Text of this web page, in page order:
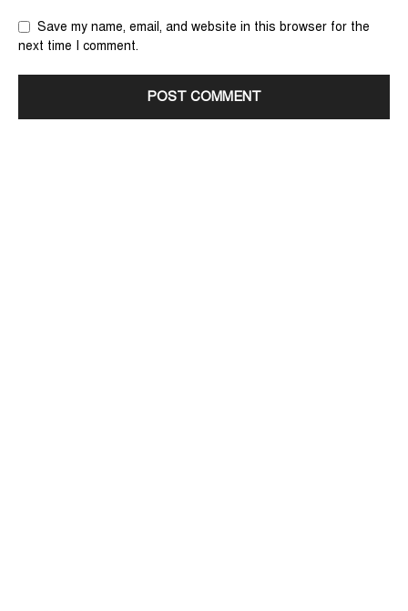
Save my name, email, and website in this browser for the
next time I comment.